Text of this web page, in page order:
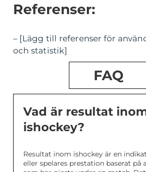
Referenser:
– [Lägg till referenser för
och statistik]
FAQ
Vad är resultat
ishockey?
Resultat inom ishockey är en
eller spelares prestation baserat på